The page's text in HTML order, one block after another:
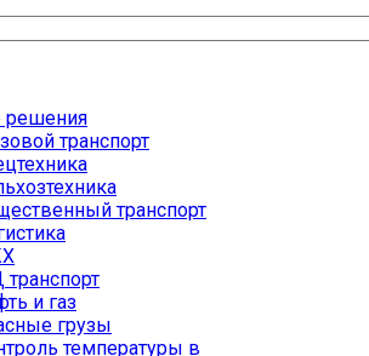
решения
транспорт
транспорт
и газ
грузы
температуры в